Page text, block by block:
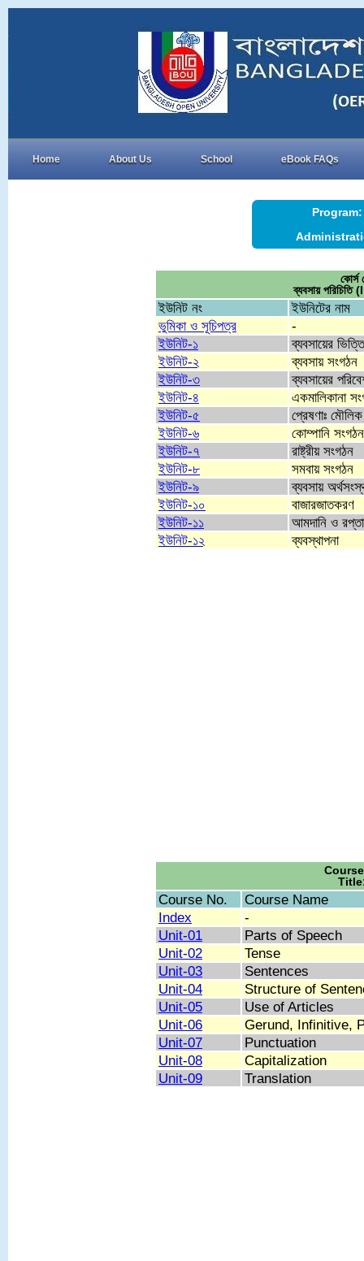
Home About Us School eBook FAQs
ব্যবসায়
ইউনিট নং
ইউনিটের নাম
ভুমিকা ও সূচিপত্র
-
ইউনিট-১
ব্যবসায়ের ভিত্তি
ইউনিট-২
ব্যবসায় সংগঠন
ইউনিট-৩
ব্যবসায়ের
ইউনিট-৪
একমালিকানা
ইউনিট-৫
প্রেষণাঃ
ইউনিট-৬
কোম্পানি সংগঠন
ইউনিট-৭
রাষ্ট্রীয় সংগঠন
ইউনিট-৮
সমবায় সংগঠন
ইউনিট-৯
ব্যবসায়
ইউনিট-১০
বাজারজাতকরণ
ইউনিট-১১
আমদানি ও
ইউনিট-১২
ব্যবস্থাপনা
Course No.
Course Name
Index
-
Unit-01
Parts of Speech
Unit-02
Tense
Unit-03
Sentences
Unit-04
Structure of
Unit-05
Use of Articles
Unit-06
Gerund, Infinitive,
Unit-07
Punctuation
Unit-08
Capitalization
Unit-09
Translation